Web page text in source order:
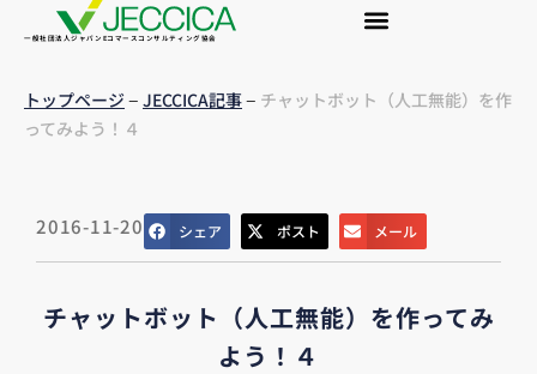
一般社団法人ジャパンEコマースコンサルティング協会
トップページ– JECCICA記事– チャットボット（人工無能）を作
ってみよう！４
2016-11-20 シェア ポスト メール
チャットボット（人工無能）を作ってみ
よう！４